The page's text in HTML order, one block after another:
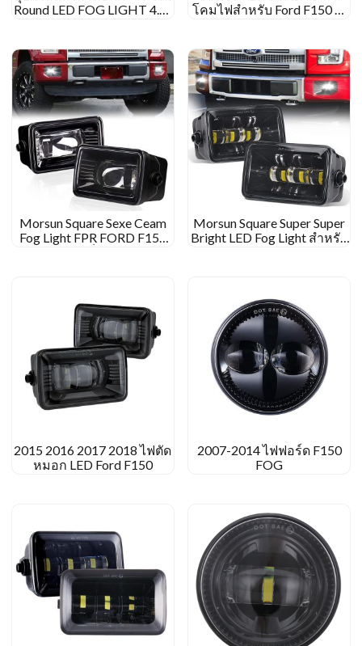
Round LED FOG LIGHT 4.5”
โคมไฟสำหรับ Ford F150 F-
Morsun Square Sexe Ceam
Fog Light FPR FORD F150
Morsun Square Super Super
Bright LED Fog Light สำหรับ
2015 2016 2017 2018 ไฟตัด
หมอก LED Ford F150
2007-2014 ไฟฟอร์ด F150
FOG